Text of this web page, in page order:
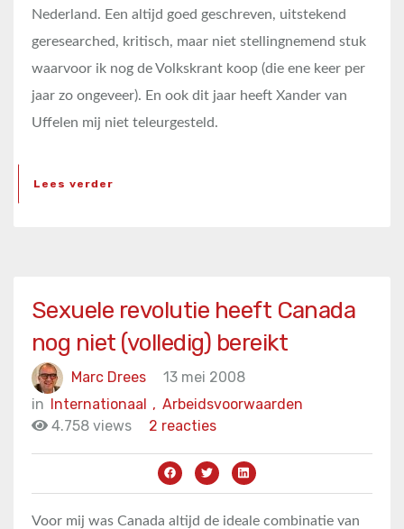
Nederland. Een altijd goed geschreven, uitstekend
geresearched, kritisch, maar niet stellingnemend stuk
waarvoor ik nog de Volkskrant koop (die ene keer per
jaar zo ongeveer). En ook dit jaar heeft Xander van
Uffelen mij niet teleurgesteld.
Lees verder
Sexuele revolutie heeft Canada
nog niet (volledig) bereikt
Marc Drees
13 mei 2008
in
Arbeidsvoorwaarden
Internationaal ,
4.758 views
2 reacties
Voor mij was Canada altijd de ideale combinatie van